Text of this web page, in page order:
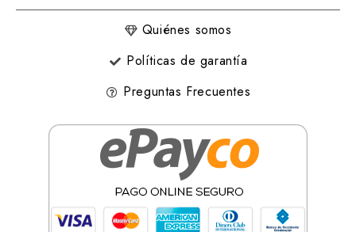
Quiénes somos
Políticas de garantía
Preguntas Frecuentes